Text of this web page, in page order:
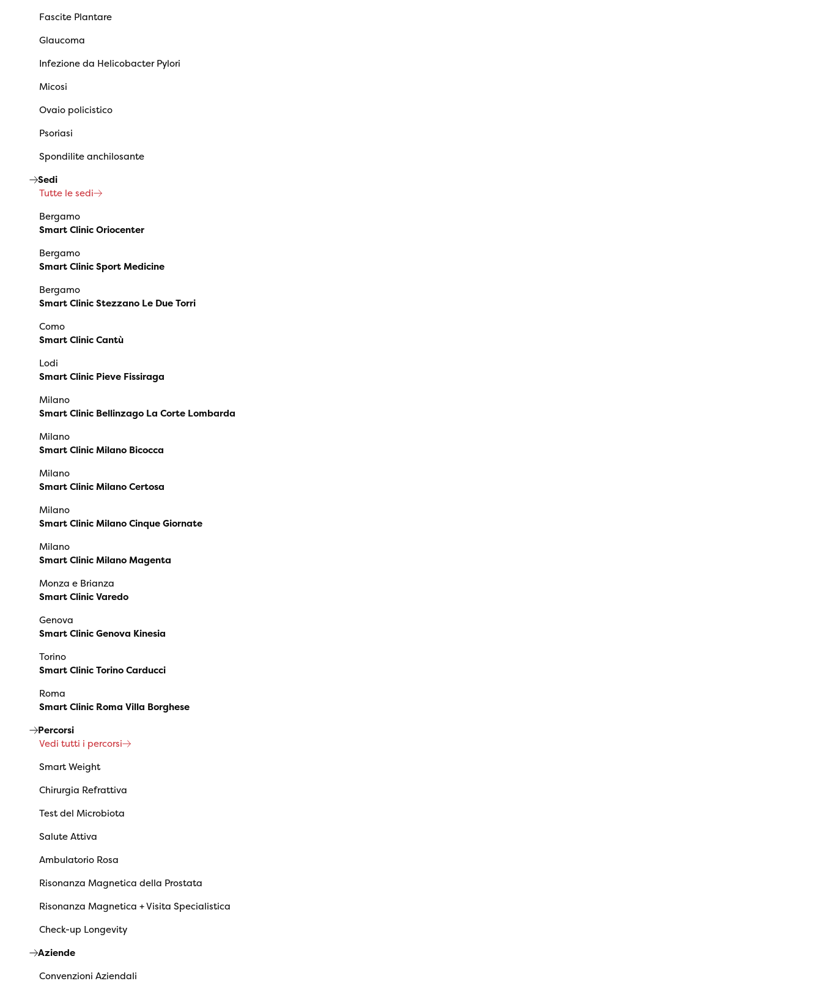
Fascite Plantare
Glaucoma
Infezione da Helicobacter Pylori
Micosi
Ovaio policistico
Psoriasi
Spondilite anchilosante
Sedi
Tutte le sedi
Bergamo
Smart Clinic Oriocenter
Bergamo
Smart Clinic Sport Medicine
Bergamo
Smart Clinic Stezzano Le Due Torri
Como
Smart Clinic Cantù
Lodi
Smart Clinic Pieve Fissiraga
Milano
Smart Clinic Bellinzago La Corte Lombarda
Milano
Smart Clinic Milano Bicocca
Milano
Smart Clinic Milano Certosa
Milano
Smart Clinic Milano Cinque Giornate
Milano
Smart Clinic Milano Magenta
Monza e Brianza
Smart Clinic Varedo
Genova
Smart Clinic Genova Kinesia
Torino
Smart Clinic Torino Carducci
Roma
Smart Clinic Roma Villa Borghese
Percorsi
Vedi tutti i percorsi
Smart Weight
Chirurgia Refrattiva
Test del Microbiota
Salute Attiva
Ambulatorio Rosa
Risonanza Magnetica della Prostata
Risonanza Magnetica + Visita Specialistica
Check-up Longevity
Aziende
Convenzioni Aziendali